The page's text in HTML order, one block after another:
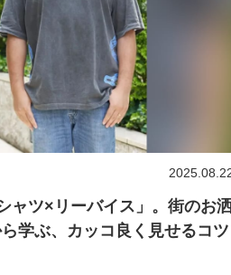
ャツ×リーバイス」。街のお
学ぶ、カッコ良く見せるコツ